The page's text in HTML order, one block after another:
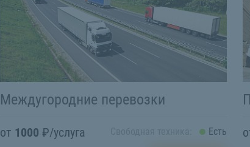
Междугородние перевозки
от 1000 ₽/услуга Есть